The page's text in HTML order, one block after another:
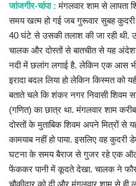
जांजगीर-चांपा : मंगलवार शाम से लापता
समय खत्म हो गई जब गुरूवार सुबह
40 घंटे से उसकी तलाश की जा रही
चालक और दोस्तों से बातचीत से यह
नदी में छलांग लगाई है. लेकिन एक आस
इरादा बदल लिया हो लेकिन किस्मत को
बताते चले कि शंकर नगर निवासी शिवम
(गणित) का छात्र था. मंगलवार शाम
दोस्तों के मुताबिक शिवम अपने मित्रों से
कामयाब नहीं हो पाया. इसलिए वह
घटना के समय बैराज से गुजर रहे एक
फेंककर पानी में कूदते देखा. चालक ने